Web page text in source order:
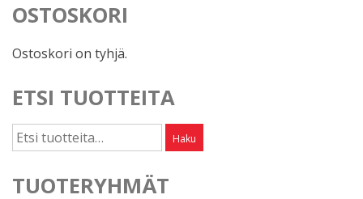
OSTOSKORI
Ostoskori on tyhjä.
ETSI TUOTTEITA
Etsi: Haku
TUOTERYHMÄT